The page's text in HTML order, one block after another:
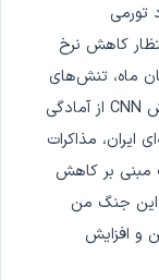
تورمی
کاهش نرخ
ماه، تنش‌های
ژئوپلیتیک به‌طور فزاینده‌ای اهمیت یافت: گزارش CNN از آمادگی
ایران، مذاکرات
مبنی بر کاهش
جنگ من
و افزایش